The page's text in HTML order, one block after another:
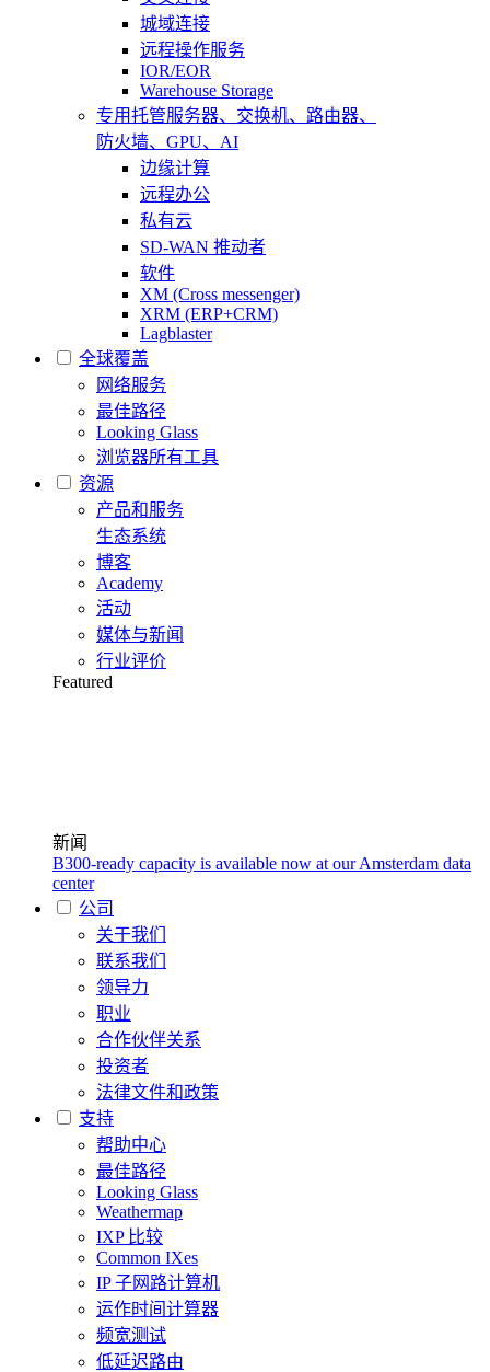
城域连接
远程操作服务
IOR/EOR
Warehouse Storage
专用托管服务器、交换机、路由器、
防火墙、GPU、AI
边缘计算
远程办公
私有云
SD-WAN 推动者
软件
XM (Cross messenger)
XRM (ERP+CRM)
Lagblaster
全球覆盖
网络服务
最佳路径
Looking Glass
浏览器所有工具
资源
产品和服务
生态系统
博客
Academy
活动
媒体与新闻
行业评价
Featured
新闻
B300-ready capacity is available now at our Amsterdam data
center
公司
关于我们
联系我们
领导力
职业
合作伙伴关系
投资者
法律文件和政策
支持
帮助中心
最佳路径
Looking Glass
Weathermap
IXP 比较
Common IXes
IP 子网路计算机
运作时间计算器
频宽测试
低延迟路由